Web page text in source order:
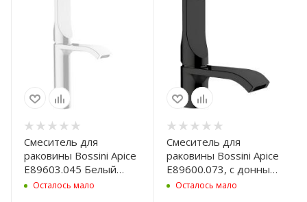
Смеситель для
раковины Bossini Apice
E89603.045 Белый
матовый
Осталось мало
Смеситель для
раковины Bossini Apice
E89600.073, с донным
клапаном, черный
Осталось мало